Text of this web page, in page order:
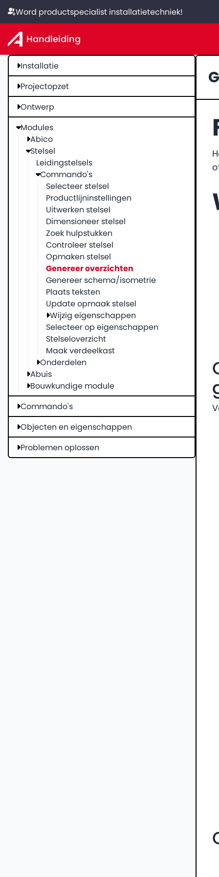
Word productspecialist installatietechniek!
Handleiding
Installatie
Projectopzet
Ontwerp
Modules
Abico
Stelsel
Leidingstelsels
Commando's
Selecteer stelsel
Productlijninstellingen
Uitwerken stelsel
Dimensioneer stelsel
Zoek hulpstukken
Controleer stelsel
Opmaken stelsel
Genereer overzichten
Genereer schema/isometrie
Plaats teksten
Update opmaak stelsel
Wijzig eigenschappen
Selecteer op eigenschappen
Stelseloverzicht
Maak verdeelkast
Onderdelen
Abuis
Bouwkundige module
Commando's
Objecten en eigenschappen
Problemen oplossen